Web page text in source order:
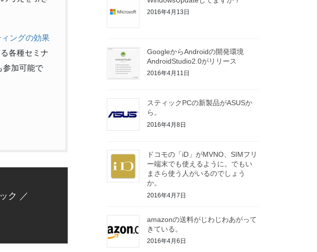
ングの効果
各種セミナ
参加可能で
ク ／
2016年4月13日
GoogleからAndroidの開発環境
AndroidStudio2.0がリリース
2016年4月11日
スティックPCの新製品がASUSか
ら。
2016年4月8日
ドコモの「iD」がMVNO、SIMフリ
ー端末でも使えるように。でもい
まさら使う人がいるのでしょう
か。
2016年4月7日
amazonの送料がじわじわあがって
きている。
2016年4月6日